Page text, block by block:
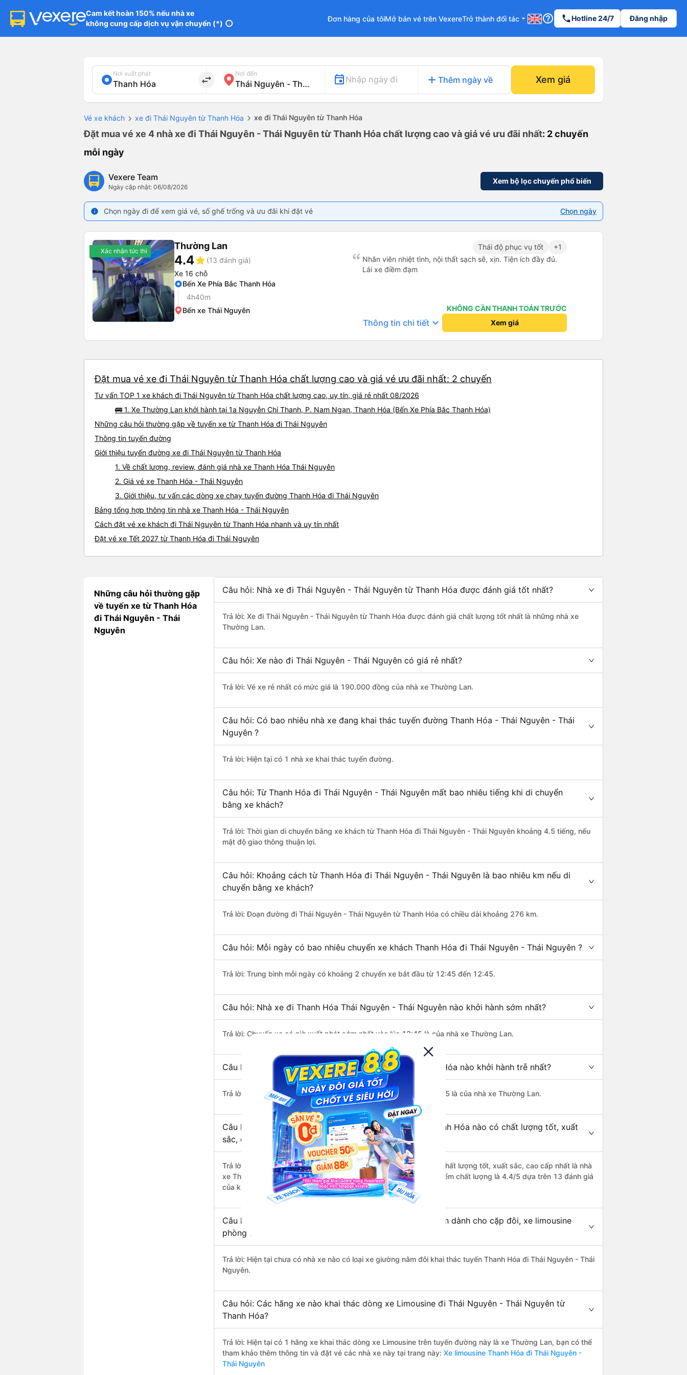
Cam kết hoàn 150% nếu nhà xe
không cung cấp dịch vụ vận chuyển (*) info
Đơn hàng của tôiMở bán vé trên VexereTrở thành đối tác arrow_drop_down help_outline phoneHotline 24/7 Đăng nhập
Nơi xuất phát
import_export
Nơi đến
Nhập ngày đi add Thêm ngày về Xem giá
Vé xe khách xe đi Thái Nguyên từ Thanh Hóa xe đi Thái Nguyên từ Thanh Hóa
Đặt mua vé xe 4 nhà xe đi Thái Nguyên - Thái Nguyên từ Thanh Hóa chất lượng cao và giá vé ưu đãi nhất: 2 chuyến
mỗi ngày
Vexere Team
Ngày cập nhật: 06/08/2026
Xem bộ lọc chuyến phổ biến
info Chọn ngày đi để xem giá vé, số ghế trống và ưu đãi khi đặt vé Chọn ngày
Xác nhận tức thì Thường Lan
4.4star (13 đánh giá)
Xe 16 chỗ
Bến Xe Phía Bắc Thanh Hóa
4h40m
Bến xe Thái Nguyên
Thái độ phục vụ tốt
+1
Nhân viên nhiệt tình, nội thất sạch sẽ, xịn. Tiện ích đầy đủ.
Lái xe điềm đạm
KHÔNG CẦN THANH TOÁN TRƯỚC
Thông tin chi tiết keyboard_arrow_down Xem giá
Đặt mua vé xe đi Thái Nguyên từ Thanh Hóa chất lượng cao và giá vé ưu đãi nhất: 2 chuyến
Tư vấn TOP 1 xe khách đi Thái Nguyên từ Thanh Hóa chất lượng cao, uy tín, giá rẻ nhất 08/2026
🚌 1. Xe Thường Lan khởi hành tại 1a Nguyễn Chí Thanh, P. Nam Ngạn, Thanh Hóa (Bến Xe Phía Bắc Thanh Hóa)
Những câu hỏi thường gặp về tuyến xe từ Thanh Hóa đi Thái Nguyên
Thông tin tuyến đường
Giới thiệu tuyến đường xe đi Thái Nguyên từ Thanh Hóa
1. Về chất lượng, review, đánh giá nhà xe Thanh Hóa Thái Nguyên
2. Giá vé xe Thanh Hóa - Thái Nguyên
3. Giới thiệu, tư vấn các dòng xe chạy tuyến đường Thanh Hóa đi Thái Nguyên
Bảng tổng hợp thông tin nhà xe Thanh Hóa - Thái Nguyên
Cách đặt vé xe khách đi Thái Nguyên từ Thanh Hóa nhanh và uy tín nhất
Đặt vé xe Tết 2027 từ Thanh Hóa đi Thái Nguyên
Những câu hỏi thường gặp
về tuyến xe từ Thanh Hóa
đi Thái Nguyên - Thái
Nguyên
Câu hỏi: Nhà xe đi Thái Nguyên - Thái Nguyên từ Thanh Hóa được đánh giá tốt nhất?
Trả lời: Xe đi Thái Nguyên - Thái Nguyên từ Thanh Hóa được đánh giá chất lượng tốt nhất là những nhà xe
Thường Lan.
Câu hỏi: Xe nào đi Thái Nguyên - Thái Nguyên có giá rẻ nhất?
Trả lời: Vé xe rẻ nhất có mức giá là 190.000 đồng của nhà xe Thường Lan.
Câu hỏi: Có bao nhiêu nhà xe đang khai thác tuyến đường Thanh Hóa - Thái Nguyên - Thái
Nguyên ?
Trả lời: Hiện tại có 1 nhà xe khai thác tuyến đường.
Câu hỏi: Từ Thanh Hóa đi Thái Nguyên - Thái Nguyên mất bao nhiêu tiếng khi di chuyển
bằng xe khách?
Trả lời: Thời gian di chuyển bằng xe khách từ Thanh Hóa đi Thái Nguyên - Thái Nguyên khoảng 4.5 tiếng, nếu
mật độ giao thông thuận lợi.
Câu hỏi: Khoảng cách từ Thanh Hóa đi Thái Nguyên - Thái Nguyên là bao nhiêu km nếu di
chuyển bằng xe khách?
Trả lời: Đoạn đường đi Thái Nguyên - Thái Nguyên từ Thanh Hóa có chiều dài khoảng 276 km.
Câu hỏi: Mỗi ngày có bao nhiêu chuyến xe khách Thanh Hóa đi Thái Nguyên - Thái Nguyên ?
Trả lời: Trung bình mỗi ngày có khoảng 2 chuyến xe bắt đầu từ 12:45 đến 12:45.
Câu hỏi: Nhà xe đi Thanh Hóa Thái Nguyên - Thái Nguyên nào khởi hành sớm nhất?
Trả lời: Chuyến xe có giờ xuất phát sớm nhất vào lúc 12:45 là của nhà xe Thường Lan.
Câu hỏi: Nhà xe đi Thái Nguyên - Thái Nguyên từ Thanh Hóa nào khởi hành trễ nhất?
Trả lời: Chuyến xe có giờ xuất phát trễ (muộn) nhất là vào lúc 12:45 là của nhà xe Thường Lan.
Câu hỏi: Review xe đi Thái Nguyên - Thái Nguyên từ Thanh Hóa nào có chất lượng tốt, xuất
sắc, cao cấp nhất?
Trả lời: Những hãng xe đi Thanh Hóa Thái Nguyên - Thái Nguyên chất lượng tốt, xuất sắc, cao cấp nhất là nhà
xe Thường Lan đi Thái Nguyên - Thái Nguyên từ Thanh Hóa với điểm chất lượng là 4.4/5 dựa trên 13 đánh giá
của khách hàng).
Câu hỏi: Có loại xe Thanh Hóa Thái Nguyên - Thái Nguyên dành cho cặp đôi, xe limousine
phòng đôi không?
Trả lời: Hiện tại chưa có nhà xe nào có loại xe giường nằm đôi khai thác tuyến Thanh Hóa đi Thái Nguyên - Thái
Nguyên.
Câu hỏi: Các hãng xe nào khai thác dòng xe Limousine đi Thái Nguyên - Thái Nguyên từ
Thanh Hóa?
Trả lời: Hiện tại có 1 hãng xe khai thác dòng xe Limousine trên tuyến đường này là xe Thường Lan, bạn có thể
tham khảo thêm thông tin và đặt vé các nhà xe này tại trang này: Xe limousine Thanh Hóa đi Thái Nguyên -
Thái Nguyên